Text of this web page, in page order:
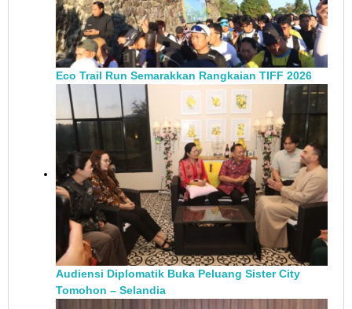
Eco Trail Run Semarakkan Rangkaian TIFF 2026
Audiensi Diplomatik Buka Peluang Sister City
Tomohon – Selandia